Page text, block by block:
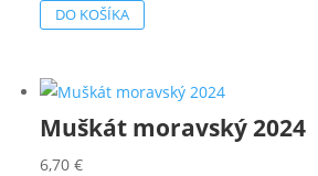
Frankovka
DO KOŠÍKA
Muškát moravský 2024
6,70€